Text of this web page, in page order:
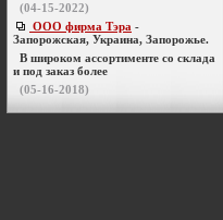
(04-15-2022)
ООО фирма Тэра -
Запорожская, Украина, Запорожье.
В широком ассортименте со склада
и под заказ более
(05-16-2018)